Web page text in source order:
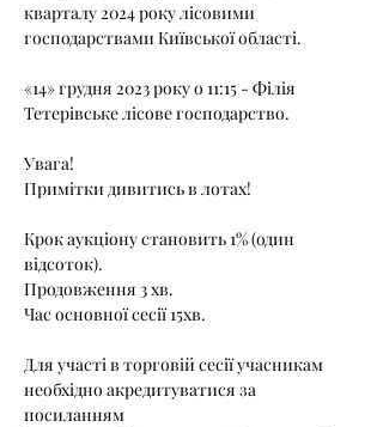
кварталу 2024 року лісовими
господарствами Київської області.
«14» грудня 2023 року о 11:15 - Філія
Тетерівське лісове господарство.
Увага!
Примітки дивитись в лотах!
Крок аукціону становить 1% (один
відсоток).
Продовження 3 хв.
Час основної сесії 15хв.
Для участі в торговій сесії учасникам
необхідно акредитуватися за
посиланням